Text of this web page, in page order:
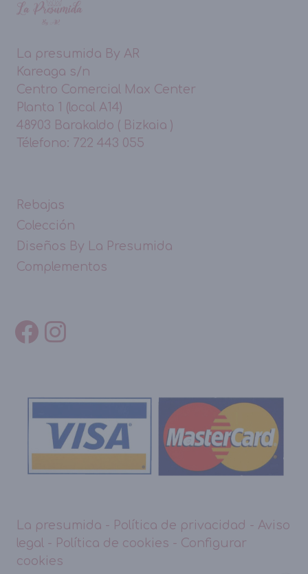
La presumida By AR
Kareaga s/n
Centro Comercial Max Center
Planta 1 (local A14)
48903 Barakaldo ( Bizkaia )
Télefono: 722 443 055
Rebajas
Colección
Diseños By La Presumida
Complementos
La presumida - Política de privacidad - Aviso
legal - Política de cookies - Configurar
cookies